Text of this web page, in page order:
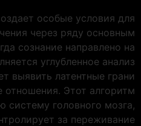
особые условия для
через ряду основным
сознание направлено на
углубленное анализ
выявить латентные грани
отношения. Этот алгоритм
систему головного мозга,
за переживание